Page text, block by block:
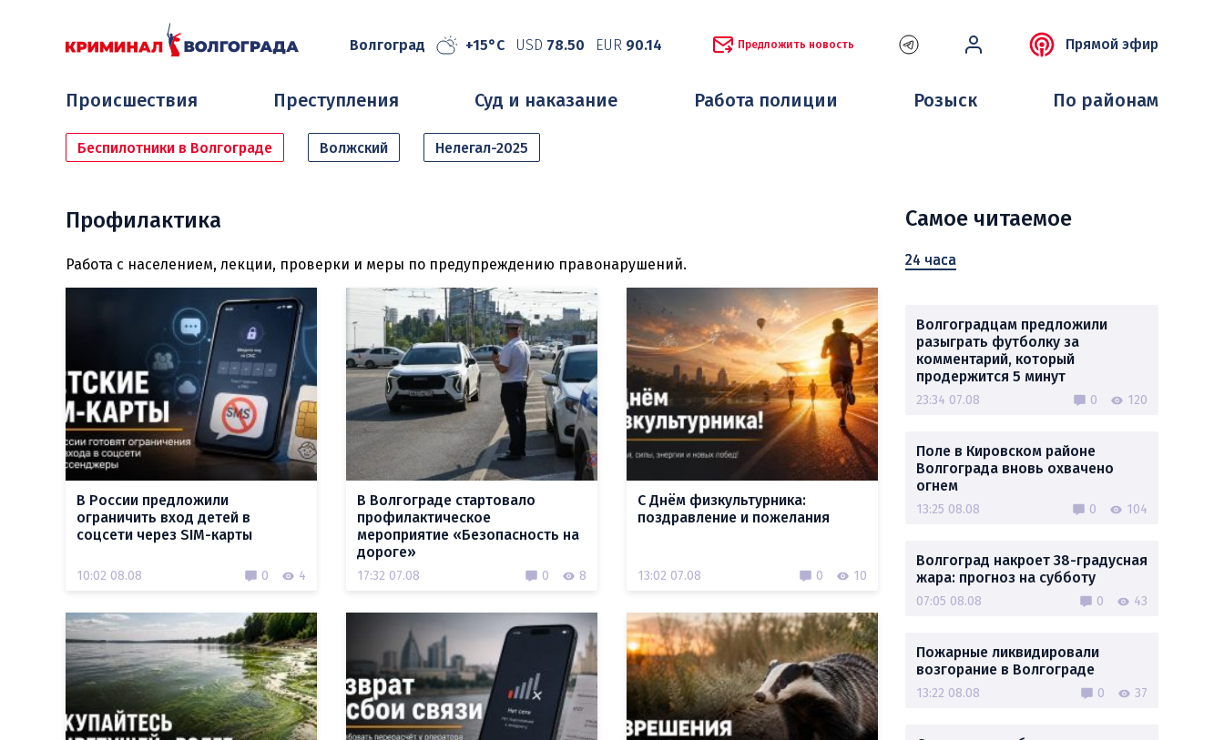
Волгоград +15°C USD 78.50 EUR 90.14 Предложить новость Прямой эфир
Происшествия Преступления Суд и наказание Работа полиции Розыск По районам
Беспилотники в Волгограде Волжский Нелегал-2025
Профилактика
Работа с населением, лекции, проверки и меры по предупреждению правонарушений.
В России предложили
ограничить вход детей в
соцсети через SIM-карты
10:02 08.08 0 4
В Волгограде стартовало
профилактическое
мероприятие «Безопасность на
дороге»
17:32 07.08 0 8
С Днём физкультурника:
поздравление и пожелания
13:02 07.08 0 10
Самое читаемое
24 часа
Волгоградцам предложили
разыграть футболку за
комментарий, который
продержится 5 минут
23:34 07.08 0 120
Поле в Кировском районе
Волгограда вновь охвачено
огнем
13:25 08.08 0 104
Волгоград накроет 38-градусная
жара: прогноз на субботу
07:05 08.08 0 43
Пожарные ликвидировали
возгорание в Волгограде
13:22 08.08 0 37